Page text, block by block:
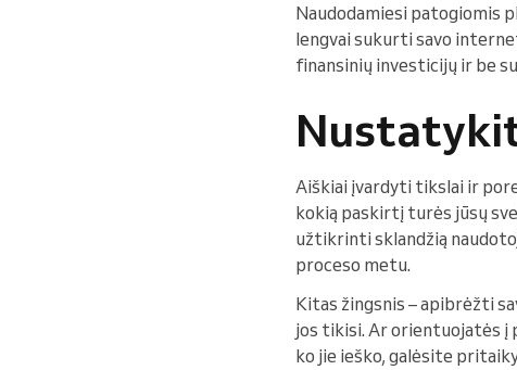
Naudodamiesi patogiomis
lengvai sukurti savo
finansinių investicijų ir be
Aiškiai įvardyti tikslai ir
kokią paskirtį turės jūsų
užtikrinti sklandžią
proceso metu.
Kitas žingsnis – apibrėžti
jos tikisi. Ar orientuojatės į
ko jie ieško, galėsite